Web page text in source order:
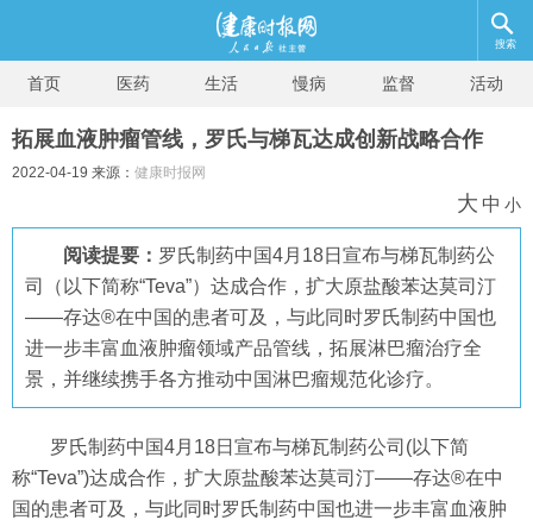
搜索
首页 医药 生活 慢病 监督 活动
拓展血液肿瘤管线，罗氏与梯瓦达成创新战略合作
2022-04-19 来源： 健康时报网
大 中 小
阅读提要： 罗氏制药中国4月18日宣布与梯瓦制药公
司（以下简称“Teva”）达成合作，扩大原盐酸苯达莫司汀
——存达®在中国的患者可及，与此同时罗氏制药中国也
进一步丰富血液肿瘤领域产品管线，拓展淋巴瘤治疗全
景，并继续携手各方推动中国淋巴瘤规范化诊疗。
罗氏制药中国4月18日宣布与梯瓦制药公司(以下简
称“Teva”)达成合作，扩大原盐酸苯达莫司汀——存达®在中
国的患者可及，与此同时罗氏制药中国也进一步丰富血液肿